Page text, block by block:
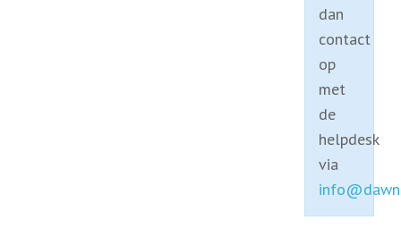
dan
contact
op
met
de
helpdesk
via